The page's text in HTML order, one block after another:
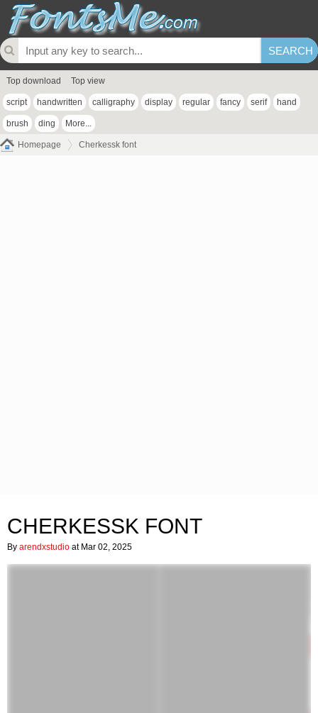
Top download Top view
script handwritten calligraphy display regular fancy serif hand
brush ding More...
Homepage Cherkessk font
CHERKESSK FONT
By arendxstudio at Mar 02, 2025